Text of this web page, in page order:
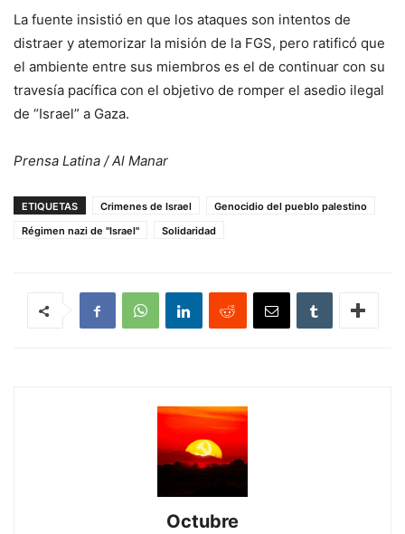
La fuente insistió en que los ataques son intentos de
distraer y atemorizar la misión de la FGS, pero ratificó que
el ambiente entre sus miembros es el de continuar con su
travesía pacífica con el objetivo de romper el asedio ilegal
de “Israel” a Gaza.
Prensa Latina / Al Manar
ETIQUETAS Crimenes de Israel
Genocidio del pueblo palestino
Régimen nazi de "Israel"
Solidaridad
Octubre